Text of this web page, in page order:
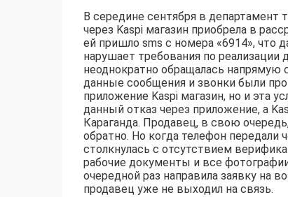
В середине сентября в департамент
через Kaspi магазин приобрела в
ей пришло sms с номера «6914», что
нарушает требования по реализации
неоднократно обращалась напрямую
данные сообщения и звонки были
приложение Kaspi магазин, но и эта
данный отказ через приложение, а
Караганда. Продавец, в свою
обратно. Но когда телефон передали
столкнулась с отсутствием
рабочие документы и все
очередной раз направила заявку на
продавец уже не выходил на связь.